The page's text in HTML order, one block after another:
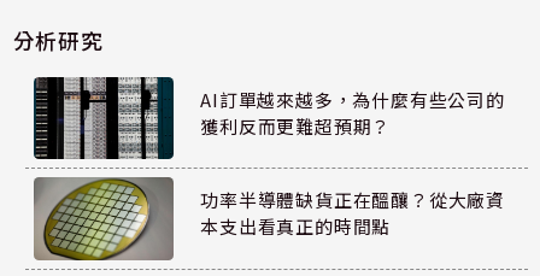
分析研究
AI訂單越來越多，為什麼有些公司的
獲利反而更難超預期？
功率半導體缺貨正在醞釀？從大廠資
本支出看真正的時間點